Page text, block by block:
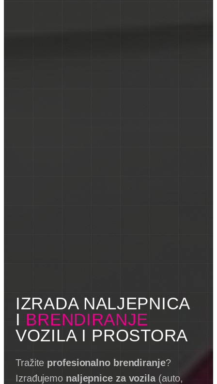
IZRADA NALJEPNICA
I BRENDIRANJE
VOZILA I PROSTORA
Tražite profesionalno brendiranje?
Izrađujemo naljepnice za vozila(auto,